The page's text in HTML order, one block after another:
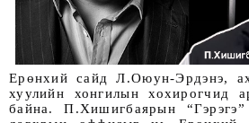
Ерөнхий сайд Л.Оюун-Эрдэнэ,
хуулийн хонгилын хохирогчид
байна. П.Хишигбаярын